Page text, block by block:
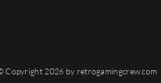
Copyright 2026 by retrogamingcrew.com